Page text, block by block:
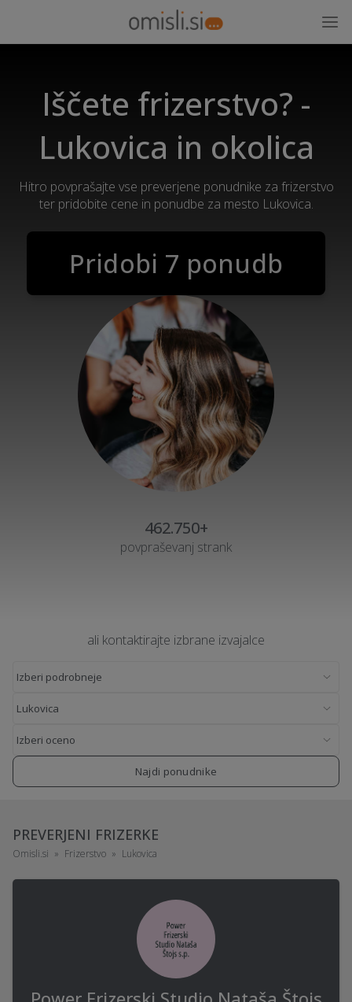
Iščete frizerstvo? -
Lukovica in okolica
Hitro povprašajte vse preverjene ponudnike za frizerstvo
ter pridobite cene in ponudbe za mesto Lukovica.
Pridobi 7 ponudb
462.750+
povpraševanj strank
ali kontaktirajte izbrane izvajalce
Najdi ponudnike
PREVERJENI FRIZERKE
Omisli.si Frizerstvo Lukovica